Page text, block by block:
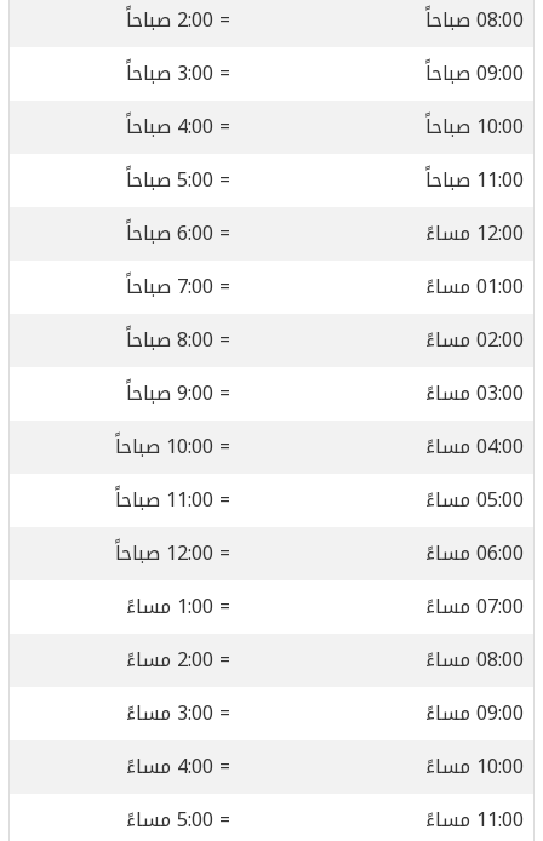
08:00 صباحاً
= 2:00 صباحاً
09:00 صباحاً
= 3:00 صباحاً
10:00 صباحاً
= 4:00 صباحاً
11:00 صباحاً
= 5:00 صباحاً
12:00 مساءً
= 6:00 صباحاً
01:00 مساءً
= 7:00 صباحاً
02:00 مساءً
= 8:00 صباحاً
03:00 مساءً
= 9:00 صباحاً
04:00 مساءً
= 10:00 صباحاً
05:00 مساءً
= 11:00 صباحاً
06:00 مساءً
= 12:00 صباحاً
07:00 مساءً
= 1:00 مساءً
08:00 مساءً
= 2:00 مساءً
09:00 مساءً
= 3:00 مساءً
10:00 مساءً
= 4:00 مساءً
11:00 مساءً
= 5:00 مساءً